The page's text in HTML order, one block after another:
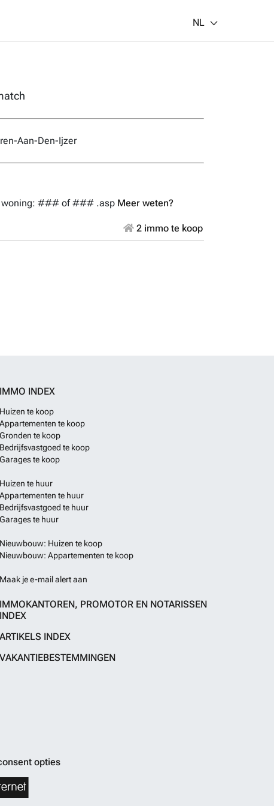
NL
Aan-Den-Ijzer
woning: ### of ### .asp Meer weten?
2 immo te koop
IMMO INDEX
Huizen te koop
Appartementen te koop
Gronden te koop
Bedrijfsvastgoed te koop
Garages te koop
Huizen te huur
Appartementen te huur
Bedrijfsvastgoed te huur
Garages te huur
Nieuwbouw: Huizen te koop
Nieuwbouw: Appartementen te koop
Maak je e-mail alert aan
IMMOKANTOREN, PROMOTOR EN NOTARISSEN
INDEX
ARTIKELS INDEX
VAKANTIEBESTEMMINGEN
opties